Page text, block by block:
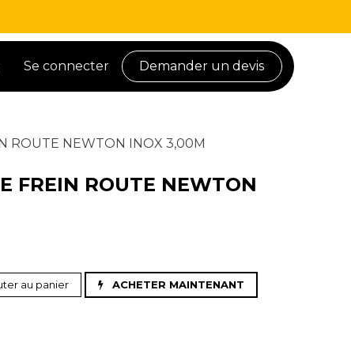
Se connecter Demander un devis
ROUTE NEWTON INOX 3,00M
FREIN ROUTE NEWTON
au panier ACHETER MAINTENANT